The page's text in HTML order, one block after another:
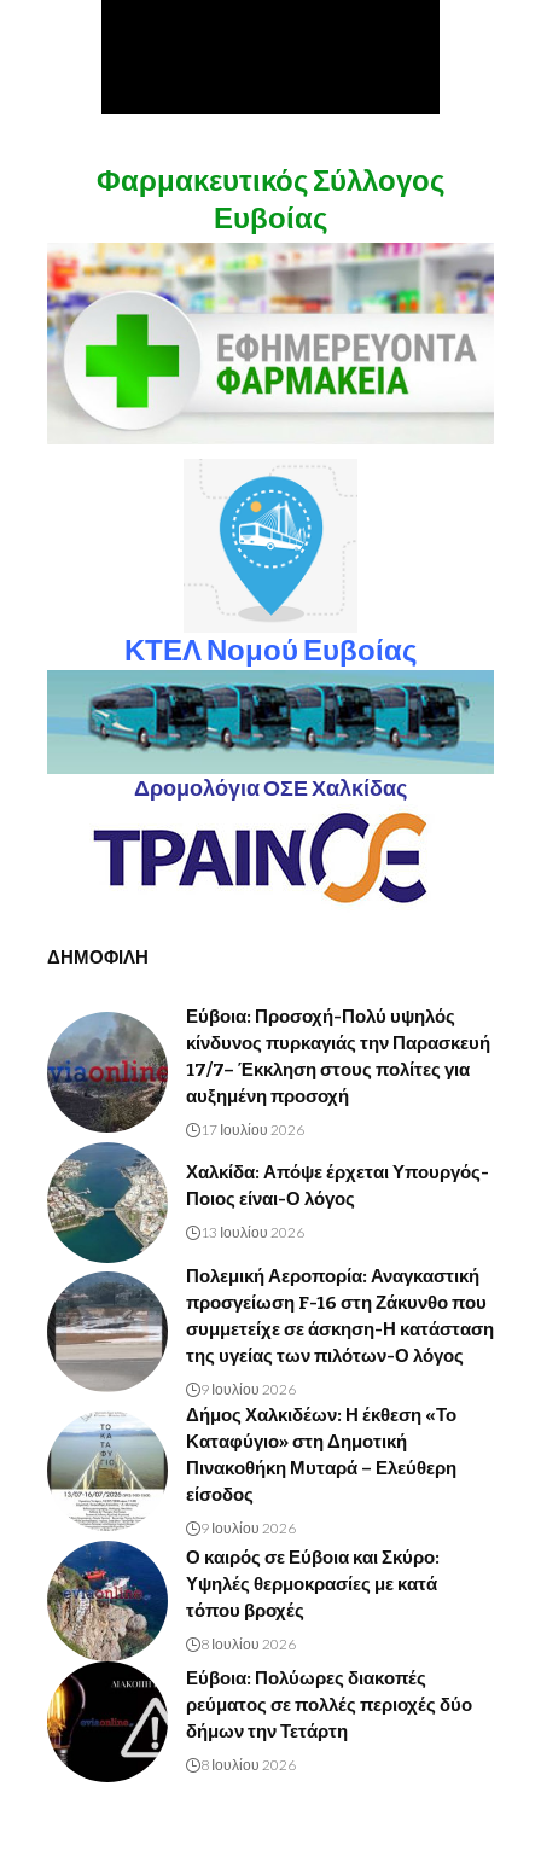
Φαρμακευτικός Σύλλογος
Ευβοίας
ΚΤΕΛ Νομού Ευβοίας
Δρομολόγια ΟΣΕ Χαλκίδας
ΔΗΜΟΦΙΛΗ
Εύβοια: Προσοχή-Πολύ υψηλός
κίνδυνος πυρκαγιάς την Παρασκευή
17/7– Έκκληση στους πολίτες για
αυξημένη προσοχή
17 Ιουλίου 2026
Χαλκίδα: Απόψε έρχεται Υπουργός-
Ποιος είναι-Ο λόγος
13 Ιουλίου 2026
Πολεμική Αεροπορία: Αναγκαστική
προσγείωση F-16 στη Ζάκυνθο που
συμμετείχε σε άσκηση-Η κατάσταση
της υγείας των πιλότων-Ο λόγος
9 Ιουλίου 2026
Δήμος Χαλκιδέων: Η έκθεση «Το
Καταφύγιο» στη Δημοτική
Πινακοθήκη Μυταρά – Ελεύθερη
είσοδος
9 Ιουλίου 2026
Ο καιρός σε Εύβοια και Σκύρο:
Υψηλές θερμοκρασίες με κατά
τόπου βροχές
8 Ιουλίου 2026
Εύβοια: Πολύωρες διακοπές
ρεύματος σε πολλές περιοχές δύο
δήμων την Τετάρτη
8 Ιουλίου 2026